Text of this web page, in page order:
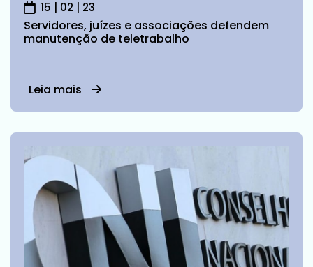
15 | 02 | 23
Servidores, juízes e associações defendem
manutenção de teletrabalho
Leia mais